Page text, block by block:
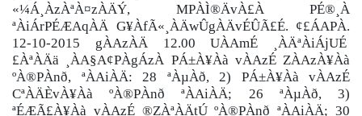
«¼Á¸ÀzÀªÀ¤zÀÄÝ, MPÀÌ®ÄvÀ£À PÉ®¸À
ªÀiÁrPÉÆAqÀÄ G¥ÀfÃ«¸ÀÄwÛgÀÄvÉÛÃ£É. ¢£ÁAPÀ.
12-10-2015 gÀAzÀÄ 12.00 UÀAmÉ ¸ÀÄªÀiÁjUÉ
£ÀªÀÄä ¸ÀA§A¢PÀgÁzÀ PÁ±À¥Àà vÀAzÉ ZÀAzÀ¥Àà
ºÀ®PÀnð, ªÀAiÀÄ: 28 ªÀµÀð, 2) PÁ±À¥Àà vÀAzÉ
CªÀÄÈvÀ¥Àà ºÀ®PÀnð ªÀAiÀÄ; 26 ªÀµÀð, 3)
ªÉÆÃ£À¥Àà vÀAzÉ ®ZÀªÀÄtÚ ºÀ®PÀnð ªÀAiÀÄ; 30